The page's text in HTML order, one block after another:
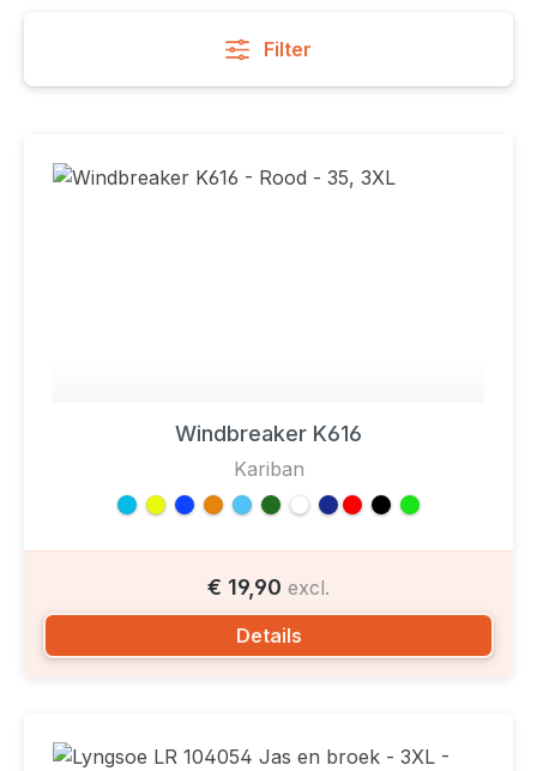
Filter
Windbreaker K616
Kariban
€ 19,90 excl.
Details